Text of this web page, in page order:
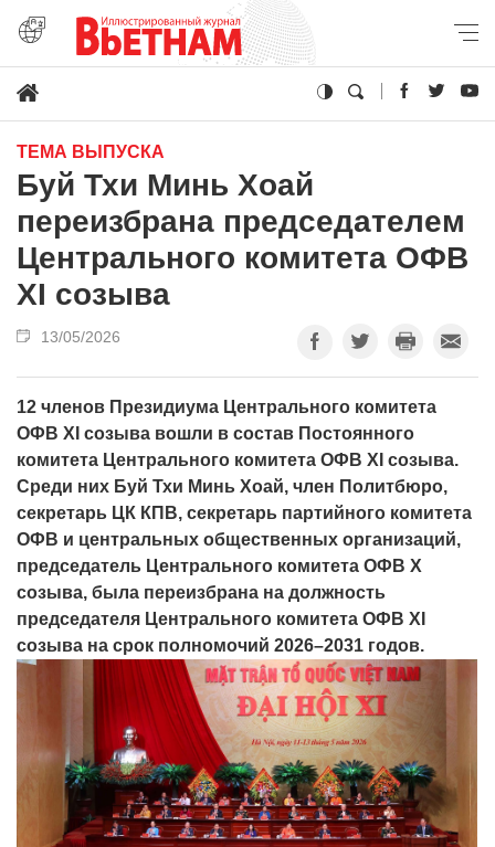
ТЕМА ВЫПУСКА
Буй Тхи Минь Хоай
переизбрана председателем
Центрального комитета ОФВ
XI созыва
13/05/2026
12 членов Президиума Центрального комитета
ОФВ XI созыва вошли в состав Постоянного
комитета Центрального комитета ОФВ XI созыва.
Среди них Буй Тхи Минь Хоай, член Политбюро,
секретарь ЦК КПВ, секретарь партийного комитета
ОФВ и центральных общественных организаций,
председатель Центрального комитета ОФВ X
созыва, была переизбрана на должность
председателя Центрального комитета ОФВ XI
созыва на срок полномочий 2026–2031 годов.